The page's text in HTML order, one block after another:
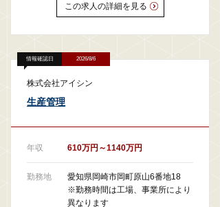
この求人の詳細を見る
情報確認日 2026/8/6
株式会社アイシン
生産管理
年収 610万円～1140万円
勤務地
愛知県岡崎市岡町原山6番地18
※勤務時間は工場、事業所により
異なります